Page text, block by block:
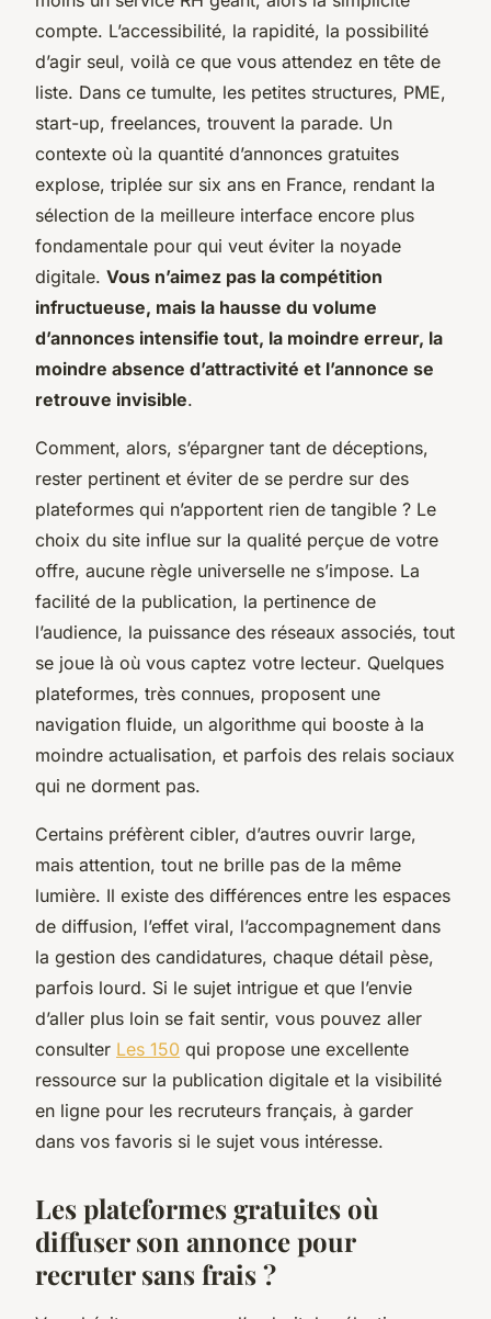
compte. L’accessibilité, la rapidité, la possibilité
d’agir seul, voilà ce que vous attendez en tête de
liste. Dans ce tumulte, les petites structures, PME,
start-up, freelances, trouvent la parade. Un
contexte où la quantité d’annonces gratuites
explose, triplée sur six ans en France, rendant la
sélection de la meilleure interface encore plus
fondamentale pour qui veut éviter la noyade
digitale. Vous n’aimez pas la compétition
infructueuse, mais la hausse du volume
d’annonces intensifie tout, la moindre erreur, la
moindre absence d’attractivité et l’annonce se
retrouve invisible.
Comment, alors, s’épargner tant de déceptions,
rester pertinent et éviter de se perdre sur des
plateformes qui n’apportent rien de tangible ? Le
choix du site influe sur la qualité perçue de votre
offre, aucune règle universelle ne s’impose. La
facilité de la publication, la pertinence de
l’audience, la puissance des réseaux associés, tout
se joue là où vous captez votre lecteur. Quelques
plateformes, très connues, proposent une
navigation fluide, un algorithme qui booste à la
moindre actualisation, et parfois des relais sociaux
qui ne dorment pas.
Certains préfèrent cibler, d’autres ouvrir large,
mais attention, tout ne brille pas de la même
lumière. Il existe des différences entre les espaces
de diffusion, l’effet viral, l’accompagnement dans
la gestion des candidatures, chaque détail pèse,
parfois lourd. Si le sujet intrigue et que l’envie
d’aller plus loin se fait sentir, vous pouvez aller
consulter Les 150 qui propose une excellente
ressource sur la publication digitale et la visibilité
en ligne pour les recruteurs français, à garder
dans vos favoris si le sujet vous intéresse.
Les plateformes gratuites où
diffuser son annonce pour
recruter sans frais ?